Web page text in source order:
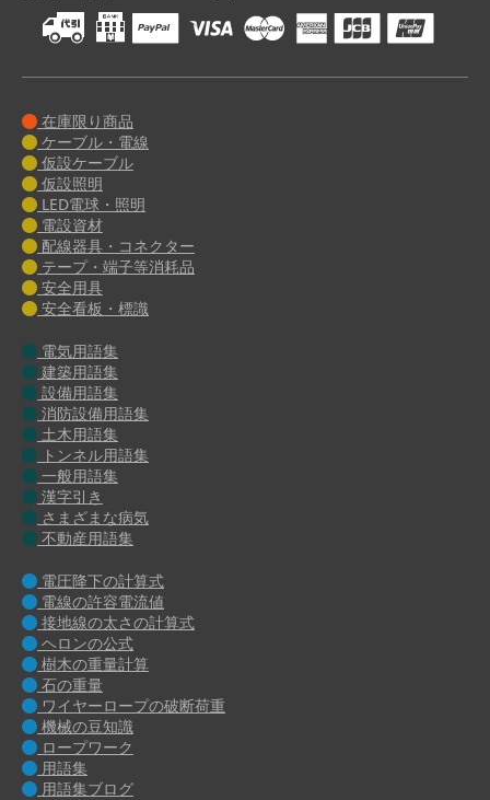
在庫限り商品
ケーブル・電線
仮設ケーブル
仮設照明
LED電球・照明
電設資材
配線器具・コネクター
テープ・端子等消耗品
安全用具
安全看板・標識
電気用語集
建築用語集
設備用語集
消防設備用語集
土木用語集
トンネル用語集
一般用語集
漢字引き
さまざまな病気
不動産用語集
電圧降下の計算式
電線の許容電流値
接地線の太さの計算式
ヘロンの公式
樹木の重量計算
石の重量
ワイヤーロープの破断荷重
機械の豆知識
ロープワーク
用語集
用語集ブログ